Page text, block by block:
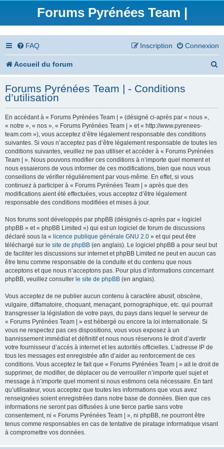
Forums Pyrénées Team |
FAQ Connexion
Inscription
Accueil du forum
h
Forums Pyrénées Team | - Conditions
d’utilisation
En accédant à « Forums Pyrénées Team | » (désigné ci-après par « nous »,
« notre », « nos », « Forums Pyrénées Team | » et « http://www.pyrenees-
team.com »), vous acceptez d’être légalement responsable des conditions
suivantes. Si vous n’acceptez pas d’être légalement responsable de toutes les
conditions suivantes, veuillez ne pas utiliser et accéder à « Forums Pyrénées
Team | ». Nous pouvons modifier ces conditions à n’importe quel moment et
nous essaierons de vous informer de ces modifications, bien que nous vous
conseillons de vérifier régulièrement par vous-même. En effet, si vous
continuez à participer à « Forums Pyrénées Team | » après que des
modifications aient été effectuées, vous acceptez d’être légalement
responsable des conditions modifiées et mises à jour.
Nos forums sont développés par phpBB (désignés ci-après par « logiciel
phpBB » et « phpBB Limited ») qui est un logiciel de forum de discussions
déclaré sous la « licence publique générale GNU 2.0 » et qui peut être
téléchargé sur le site de phpBB (en anglais). Le logiciel phpBB a pour seul but
de faciliter les discussions sur internet et phpBB Limited ne peut en aucun cas
être tenu comme responsable de la conduite et du contenu que nous
acceptons et que nous n’acceptons pas. Pour plus d’informations concernant
phpBB, veuillez consulter le site de phpBB (en anglais).
Vous acceptez de ne publier aucun contenu à caractère abusif, obscène,
vulgaire, diffamatoire, choquant, menaçant, pornographique, etc. qui pourrait
transgresser la législation de votre pays, du pays dans lequel le serveur de
« Forums Pyrénées Team | » est hébergé ou encore la loi internationale. Si
vous ne respectez pas ces dispositions, vous vous exposez à un
bannissement immédiat et définitif et nous nous réservons le droit d’avertir
votre fournisseur d’accès à internet et les autorités officielles. L’adresse IP de
tous les messages est enregistrée afin d’aider au renforcement de ces
conditions. Vous acceptez le fait que « Forums Pyrénées Team | » ait le droit de
supprimer, de modifier, de déplacer ou de verrouiller n’importe quel sujet et
message à n’importe quel moment si nous estimons cela nécessaire. En tant
qu’utilisateur, vous acceptez que toutes les informations que vous avez
renseignées soient enregistrées dans notre base de données. Bien que ces
informations ne seront pas diffusées à une tierce partie sans votre
consentement, ni « Forums Pyrénées Team | », ni phpBB, ne pourront être
tenus comme responsables en cas de tentative de piratage informatique visant
à compromettre vos données.